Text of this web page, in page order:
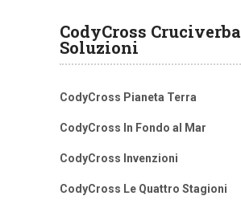
CodyCross Cruciverba
Soluzioni
CodyCross Pianeta Terra
CodyCross In Fondo al Mar
CodyCross Invenzioni
CodyCross Le Quattro Stagioni